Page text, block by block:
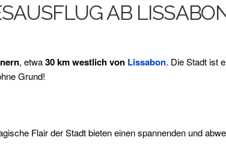
AB
, etwa30 km westlich von Lissabon. Die Stadt ist
Grund!
Flair der Stadt bieten einen spannenden und